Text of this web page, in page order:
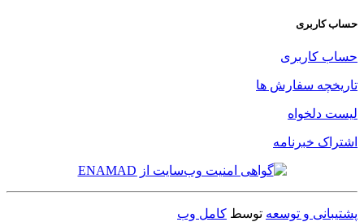
حساب کاربری
حساب کاربری
تاریخچه سفارش ها
لیست دلخواه
اشتراک خبرنامه
پشتیبانی و توسعه توسط کامل وب